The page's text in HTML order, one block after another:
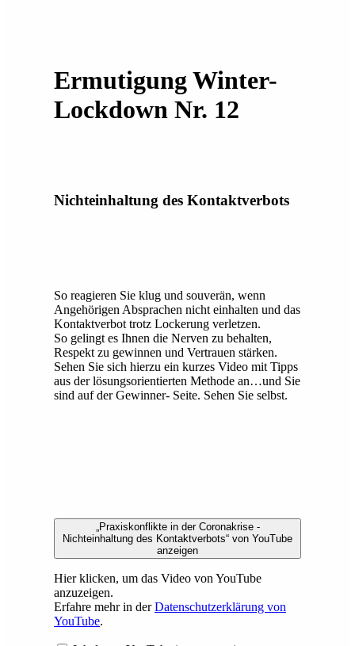
Ermutigung Winter-
Lockdown Nr. 12
Nichteinhaltung des Kontaktverbots
So reagieren Sie klug und souverän, wenn
Angehörigen Absprachen nicht einhalten und das
Kontaktverbot trotz Lockerung verletzen.
So gelingt es Ihnen die Nerven zu behalten,
Respekt zu gewinnen und Vertrauen stärken.
Sehen Sie sich hierzu ein kurzes Video mit Tipps
aus der lösungsorientierten Methode an…und Sie
sind auf der Gewinner- Seite. Sehen Sie selbst.
„Praxiskonflikte in der Coronakrise -
Nichteinhaltung des Kontaktverbots“ von YouTube
anzeigen
Hier klicken, um das Video von YouTube
anzuzeigen.
Erfahre mehr in derDatenschutzerklärung von
YouTube.